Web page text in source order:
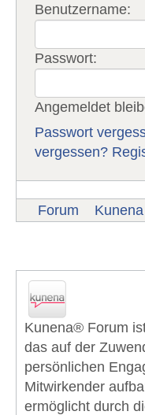
Benutzername:
Passwort:
Angemeldet
Passwort
vergessen?
Forum
Kunena® Forum
das auf der
persönlichen
Mitwirkender
ermöglicht durch